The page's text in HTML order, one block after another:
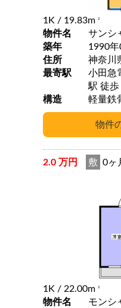
1K / 19.83m 2
物件名
サンシ
築年
1990年
住所
神奈川
最寄駅
小田急
構造
軽量鉄
2.0 万円 敷 0ヶ
1K / 22.00m 2
物件名
モンシ